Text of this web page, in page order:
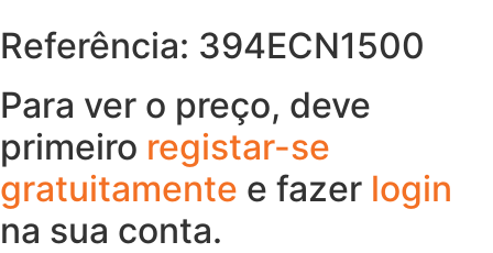
Referência: 394ECN1500
Para ver o preço, deve
primeiro registar-se
gratuitamente e fazer login
na sua conta.